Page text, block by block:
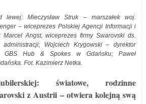
Mieczysław Struk – marszałek woj.
– wiceprezes Polskiej Agencji Informacji i
Marcel Angst, wiceprezes firmy Swarovski ds.
Wojciech Krygowski – dyrektor
GBS Hub & Spokes w Gdańsku; Paweł
Fot. Kazimierz Netka.
światowe, rodzinne
z Austrii – otwiera kolejną swą